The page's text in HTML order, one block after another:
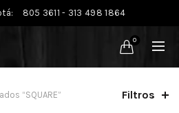
805 3611 - 313 498 1864
0
“SQUARE” Filtros